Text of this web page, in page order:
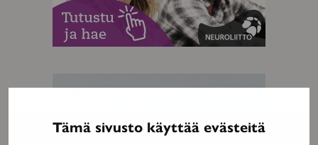
Tämä sivusto käyttää evästeitä